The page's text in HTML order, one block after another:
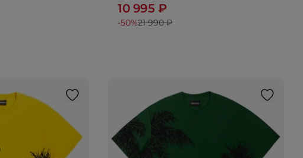
10 995 ₽
-50%21 990 ₽